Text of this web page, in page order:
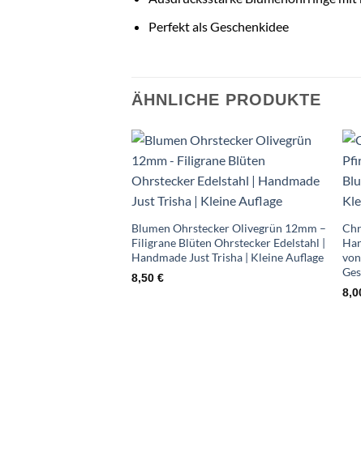
Perfekt als Geschenkidee
ÄHNLICHE PRODUKTE
Auf die
Wunschliste
Blumen Ohrstecker Olivegrün 12mm –
Filigrane Blüten Ohrstecker Edelstahl |
Handmade Just Trisha | Kleine Auflage
8,50 €